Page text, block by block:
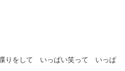
りをして いっぱい笑って いっぱ